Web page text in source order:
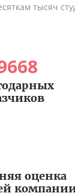
тысяч
оценка